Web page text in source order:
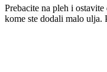
Prebacite na pleh i
kome ste dodali malo ulja.